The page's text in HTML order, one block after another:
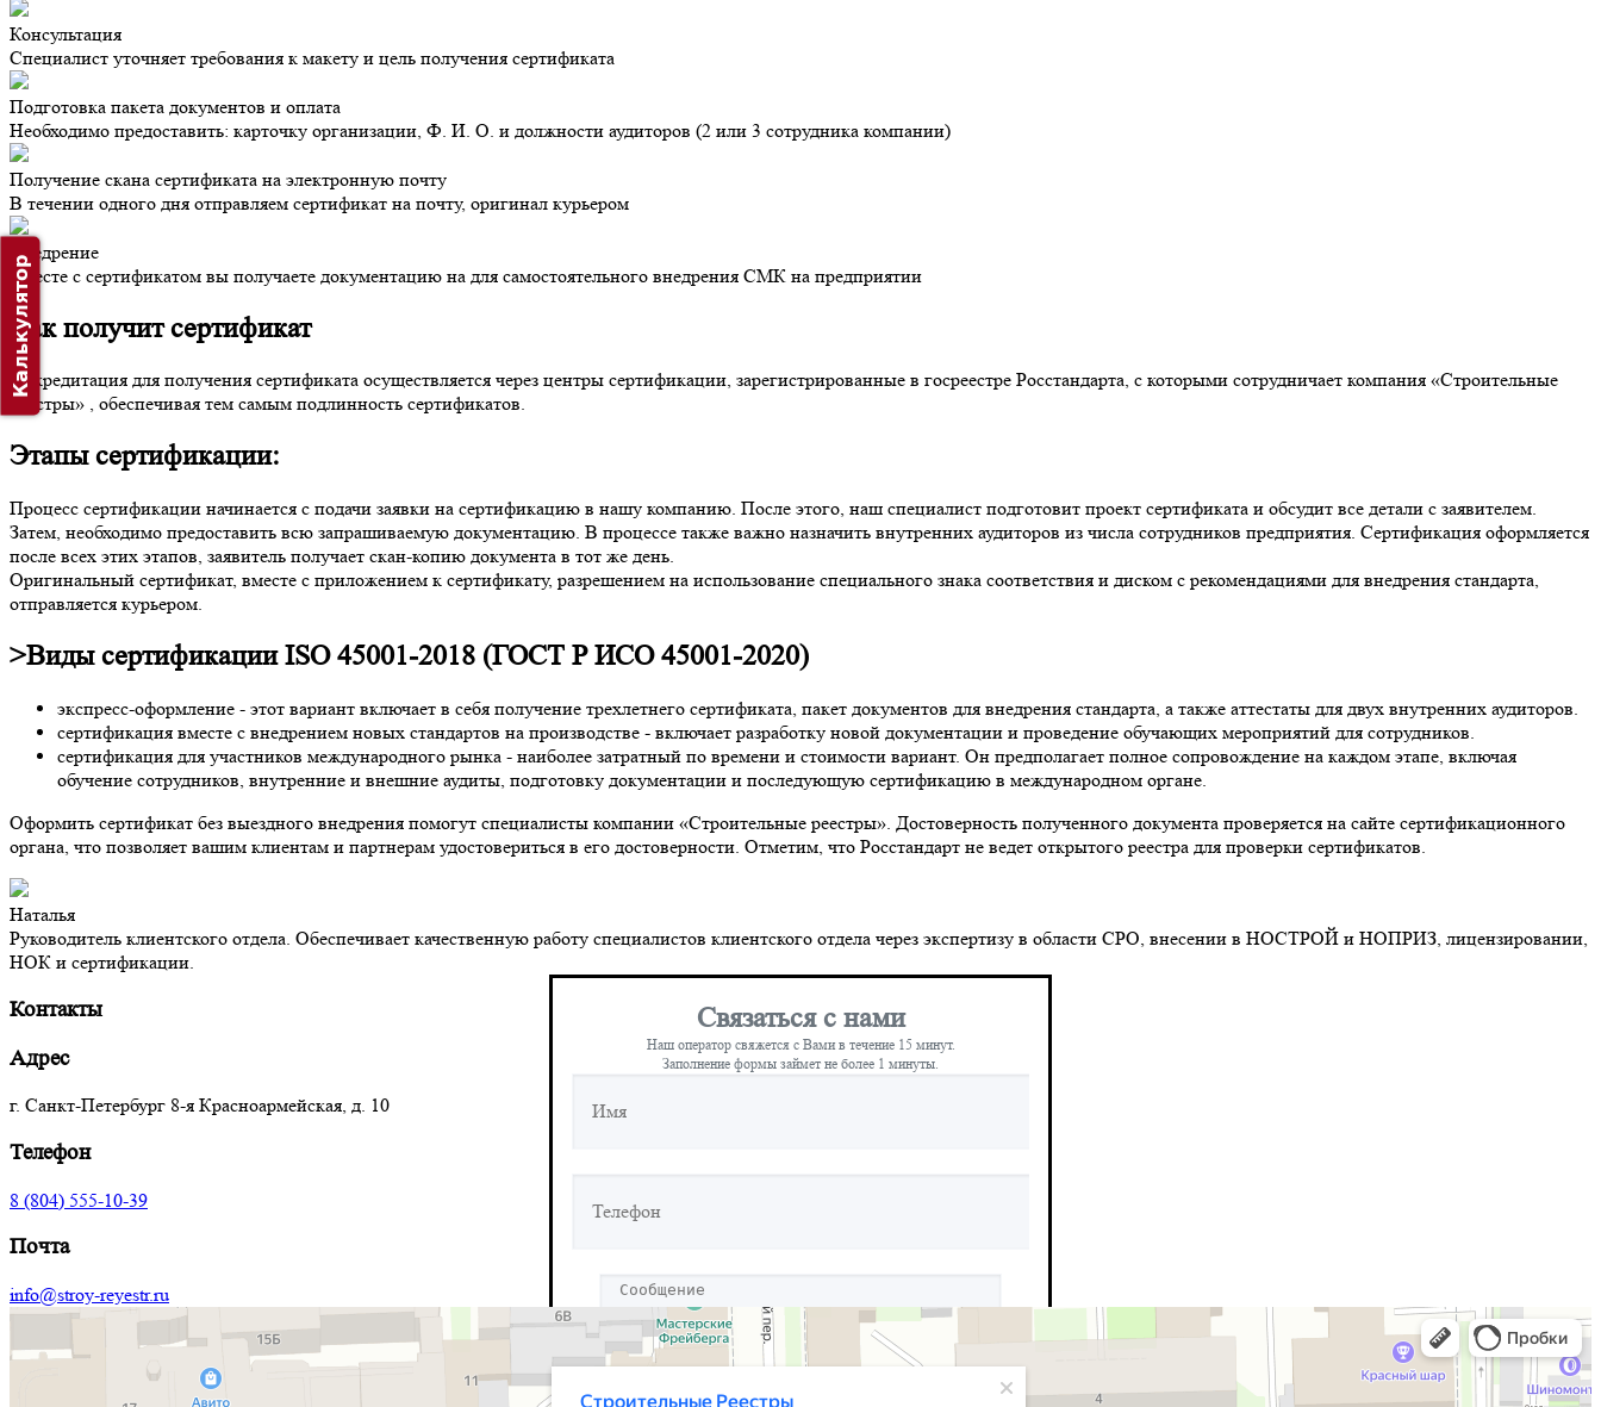
Консультация
Специалист уточняет требования к макету и цель получения сертификата
Подготовка пакета документов и оплата
Необходимо предоставить: карточку организации, Ф. И. О. и должности аудиторов (2 или 3 сотрудника компании)
Получение скана сертификата на электронную почту
В течении одного дня отправляем сертификат на почту, оригинал курьером
Внедрение
Вместе с сертификатом вы получаете документацию на для самостоятельного внедрения СМК на предприятии
Как получит сертификат
Аккредитация для получения сертификата осуществляется через центры сертификации, зарегистрированные в госреестре Росстандарта, с которыми сотрудничает компания «Строительные
реестры» , обеспечивая тем самым подлинность сертификатов.
Этапы сертификации:
Процесс сертификации начинается с подачи заявки на сертификацию в нашу компанию. После этого, наш специалист подготовит проект сертификата и обсудит все детали с заявителем.
Затем, необходимо предоставить всю запрашиваемую документацию. В процессе также важно назначить внутренних аудиторов из числа сотрудников предприятия. Сертификация оформляется
после всех этих этапов, заявитель получает скан-копию документа в тот же день.
Оригинальный сертификат, вместе с приложением к сертификату, разрешением на использование специального знака соответствия и диском с рекомендациями для внедрения стандарта,
отправляется курьером.
>Виды сертификации ISO 45001-2018 (ГОСТ Р ИСО 45001-2020)
экспресс-оформление - этот вариант включает в себя получение трехлетнего сертификата, пакет документов для внедрения стандарта, а также аттестаты для двух внутренних аудиторов.
сертификация вместе с внедрением новых стандартов на производстве - включает разработку новой документации и проведение обучающих мероприятий для сотрудников.
сертификация для участников международного рынка - наиболее затратный по времени и стоимости вариант. Он предполагает полное сопровождение на каждом этапе, включая
обучение сотрудников, внутренние и внешние аудиты, подготовку документации и последующую сертификацию в международном органе.
Оформить сертификат без выездного внедрения помогут специалисты компании «Строительные реестры». Достоверность полученного документа проверяется на сайте сертификационного
органа, что позволяет вашим клиентам и партнерам удостовериться в его достоверности. Отметим, что Росстандарт не ведет открытого реестра для проверки сертификатов.
Наталья
Руководитель клиентского отдела. Обеспечивает качественную работу специалистов клиентского отдела через экспертизу в области СРО, внесении в НОСТРОЙ и НОПРИЗ, лицензировании,
НОК и сертификации.
Связаться с нами
Наш оператор свяжется с Вами в течение 15 минут.
Заполнение формы займет не более 1 минуты.
Контакты
Адрес
г. Санкт-Петербург 8‑я Красноармейская, д. 10
Телефон
8 (804) 555-10-39
Почта
info@stroy-reyestr.ru
Калькулятор